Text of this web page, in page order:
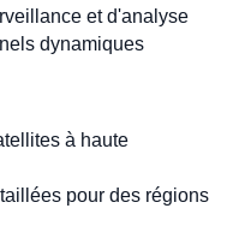
et d'analyse
dynamiques
à haute
pour des régions